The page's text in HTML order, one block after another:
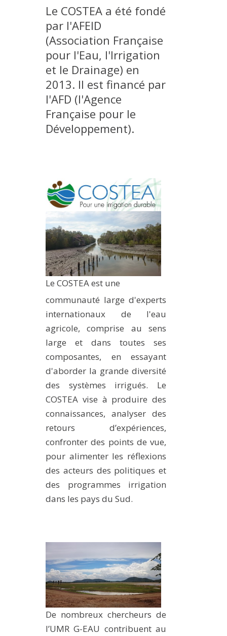
FORMATION
INGÉNIEUR
FORMATION CONTINUE
FORMATION DOCTORALE
THÈSES EN COURS
PRODUCTION
MÉTHODES ET OUTILS
WORKING PAPERS
NOTES THÉMATIQUES
NOS TRAVAUX EN VIDÉO
Le COSTEA a été fondé
par l'AFEID
(Association Française
pour l'Eau, l'Irrigation
et le Drainage) en
2013. Il est financé par
l'AFD (l'Agence
Française pour le
Développement).
Le COSTEA est une
communauté large d'experts
internationaux de l'eau
agricole, comprise au sens
large et dans toutes ses
composantes, en essayant
d'aborder la grande diversité
des systèmes irrigués. Le
COSTEA vise à produire des
connaissances, analyser des
retours d’expériences,
confronter des points de vue,
pour alimenter les réflexions
des acteurs des politiques et
des programmes irrigation
dans les pays du Sud.
De nombreux chercheurs de
l’UMR G-EAU contribuent au